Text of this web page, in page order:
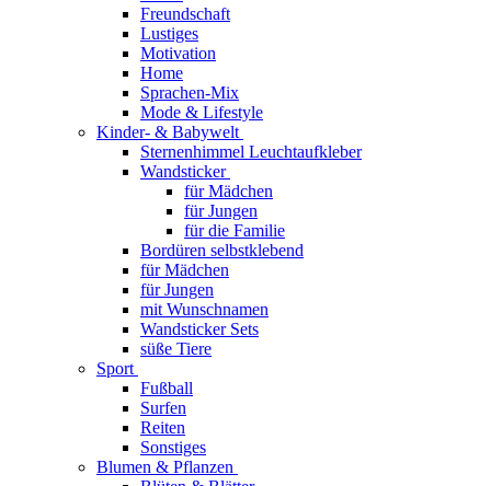
Freundschaft
Lustiges
Motivation
Home
Sprachen-Mix
Mode & Lifestyle
Kinder- & Babywelt
Sternenhimmel Leuchtaufkleber
Wandsticker
für Mädchen
für Jungen
für die Familie
Bordüren selbstklebend
für Mädchen
für Jungen
mit Wunschnamen
Wandsticker Sets
süße Tiere
Sport
Fußball
Surfen
Reiten
Sonstiges
Blumen & Pflanzen